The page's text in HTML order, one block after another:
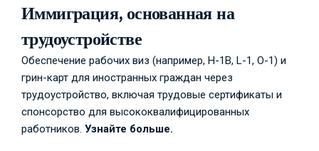
Иммиграция, основанная на
трудоустройстве
Обеспечение рабочих виз (например, H-1B, L-1, O-1) и
грин-карт для иностранных граждан через
трудоустройство, включая трудовые сертификаты и
спонсорство для высококвалифицированных
работников. Узнайте больше.